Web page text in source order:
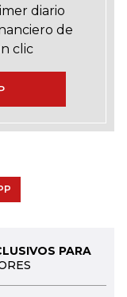
diario
de
clic
PARA